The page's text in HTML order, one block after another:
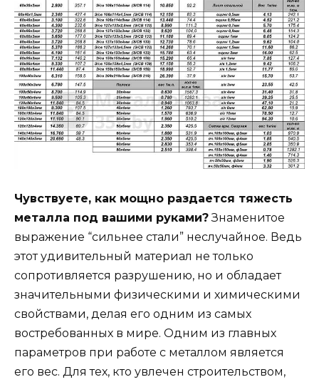
Чувствуете, как мощно раздается тяжесть
металла под вашими руками?Знаменитое
выражение “сильнее стали” неслучайное. Ведь
этот удивительный материал не только
сопротивляется разрушению, но и обладает
значительными физическими и химическими
свойствами, делая его одним из самых
востребованных в мире. Одним из главных
параметров при работе с металлом является
его вес. Для тех, кто увлечен строительством,